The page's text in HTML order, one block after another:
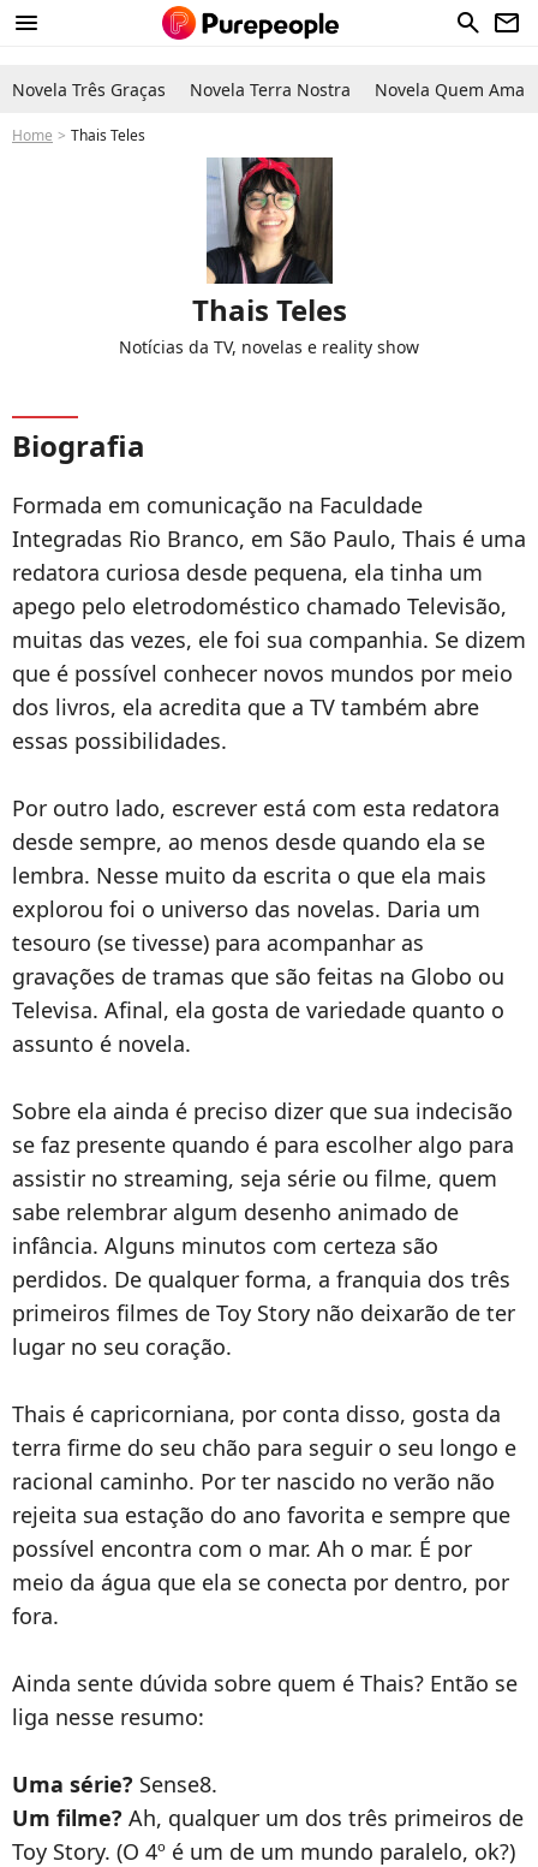
menu search newsletter
Novela Três Graças Novela Terra Nostra Novela Quem Ama
Home Thais Teles
Thais Teles
Notícias da TV, novelas e reality show
Biografia
Formada em comunicação na Faculdade
Integradas Rio Branco, em São Paulo, Thais é uma
redatora curiosa desde pequena, ela tinha um
apego pelo eletrodoméstico chamado Televisão,
muitas das vezes, ele foi sua companhia. Se dizem
que é possível conhecer novos mundos por meio
dos livros, ela acredita que a TV também abre
essas possibilidades.
Por outro lado, escrever está com esta redatora
desde sempre, ao menos desde quando ela se
lembra. Nesse muito da escrita o que ela mais
explorou foi o universo das novelas. Daria um
tesouro (se tivesse) para acompanhar as
gravações de tramas que são feitas na Globo ou
Televisa. Afinal, ela gosta de variedade quanto o
assunto é novela.
Sobre ela ainda é preciso dizer que sua indecisão
se faz presente quando é para escolher algo para
assistir no streaming, seja série ou filme, quem
sabe relembrar algum desenho animado de
infância. Alguns minutos com certeza são
perdidos. De qualquer forma, a franquia dos três
primeiros filmes de Toy Story não deixarão de ter
lugar no seu coração.
Thais é capricorniana, por conta disso, gosta da
terra firme do seu chão para seguir o seu longo e
racional caminho. Por ter nascido no verão não
rejeita sua estação do ano favorita e sempre que
possível encontra com o mar. Ah o mar. É por
meio da água que ela se conecta por dentro, por
fora.
Ainda sente dúvida sobre quem é Thais? Então se
liga nesse resumo:
Uma série? Sense8.
Um filme? Ah, qualquer um dos três primeiros de
Toy Story. (O 4º é um de um mundo paralelo, ok?)